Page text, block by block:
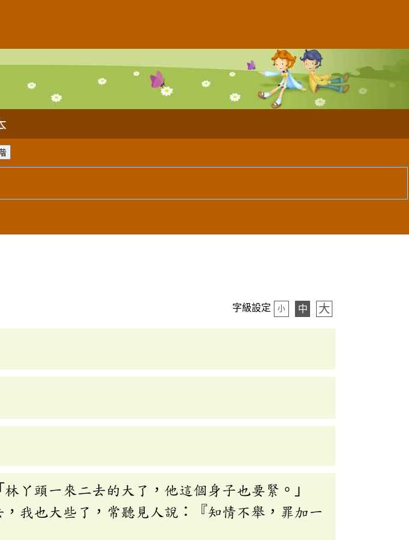
字級設定 小 中 大
丫頭一來二去的大了，他這個身子也要緊。」
我也大些了，常聽見人說：『知情不舉，罪加一